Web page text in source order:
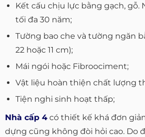
Kết cấu chịu lực bằng gạch, gỗ.
tối đa 30 năm;
Tường bao che và tường ngăn
22 hoặc 11 cm);
Mái ngói hoặc Fibroociment;
Vật liệu hoàn thiện chất lượng
Tiện nghi sinh hoạt thấp;
Nhà cấp 4 có thiết kế khá đơn
dựng cũng không đòi hỏi cao. Do